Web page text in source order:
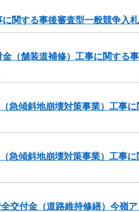
関する事後審査型一般競争入
（舗装道補修）工事に関する
急傾斜地崩壊対策事業）工事
急傾斜地崩壊対策事業）工事
交付金（道路維持修繕）今嶺